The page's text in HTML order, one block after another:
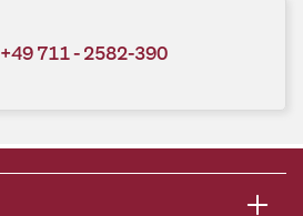
+49 711 - 2582-390